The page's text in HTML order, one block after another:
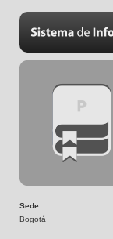
Sede:
Bogotá